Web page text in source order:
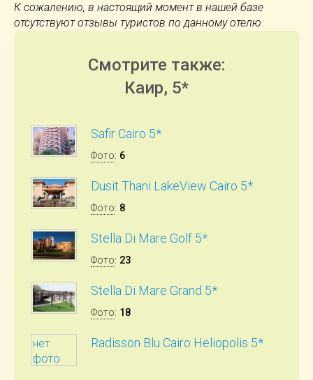
К сожалению, в настоящий момент в нашей базе
отсутствуют отзывы туристов по данному отелю
Смотрите также:
Каир, 5*
Safir Cairo 5*
Фото: 6
Dusit Thani LakeView Cairo 5*
Фото: 8
Stella Di Mare Golf 5*
Фото: 23
Stella Di Mare Grand 5*
Фото: 18
нет
фото
Radisson Blu Cairo Heliopolis 5*